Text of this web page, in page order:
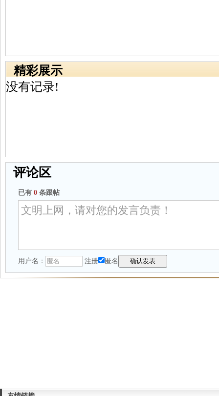
精彩展示
没有记录!
评论区
已有 0 条跟帖
用户名： 注册 匿名